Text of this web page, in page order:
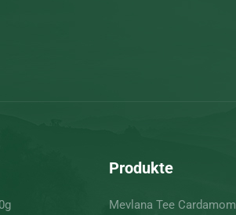
Produkte
Mevlana Tee Cardamom